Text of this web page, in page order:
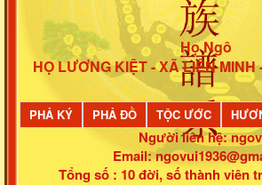
Họ Ngô
HỌ LƯƠNG KIỆT - XÃ LIÊN MINH
PHẢ KÝ PHẢ ĐỒ TỘC ƯỚC
Người liên hệ:
Email:
Tổng số : 10 đời, số thành viên